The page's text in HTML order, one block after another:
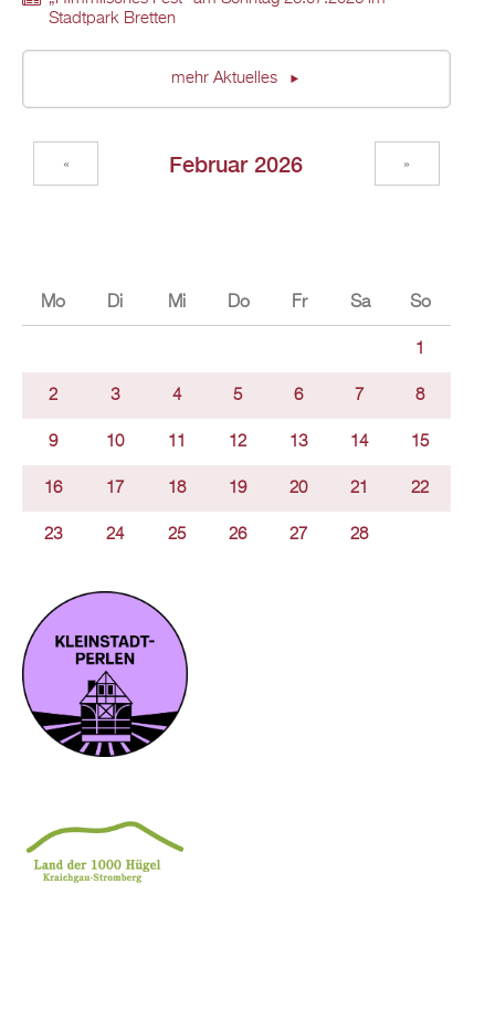
Stadtpark Bretten
mehr Aktuelles
Februar 2026
« »
Mo Di Mi Do Fr Sa So
1
2 3 4 5 6 7 8
9 10 11 12 13 14 15
16 17 18 19 20 21 22
23 24 25 26 27 28